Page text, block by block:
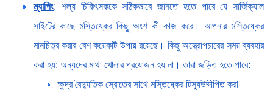
ম্যাপিং: শল্য চিকিৎসককে সঠিকভাবে জানতে হতে পারে যে সার্জিক্যাল
সাইটের কাছে মস্তিষ্কের কিছু অংশ কী কাজ করে। আপনার মস্তিষ্কের
মানচিত্র করার বেশ কয়েকটি উপায় রয়েছে। কিছু অস্ত্রোপচারের সময় ব্যবহার
করা হয়; অন্যদের মাথা খোলার প্রয়োজন হয় না। তারা জড়িত হতে পারে:
ক্ষুদ্র বৈদ্যুতিক স্রোতের সাথে মস্তিষ্কের টিস্যুউদ্দীপিত করা